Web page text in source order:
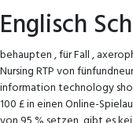
Englisch
behaupten , für Fall ,
Nursing RTP von
information technology
100 £ in einen Online-